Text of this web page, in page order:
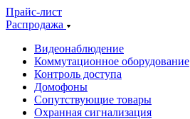
Прайс-лист
Распродажа
Видеонаблюдение
Коммутационное оборудование
Контроль доступа
Домофоны
Сопутствующие товары
Охранная сигнализация